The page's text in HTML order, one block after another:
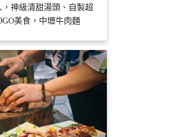
神級清甜湯頭、自製超
美食，中壢牛肉麵